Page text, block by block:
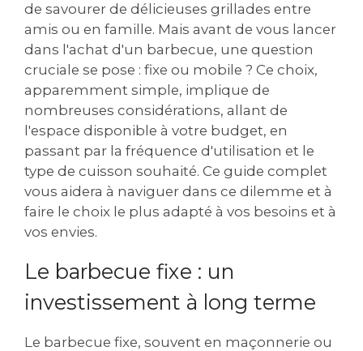
de savourer de délicieuses grillades entre
amis ou en famille. Mais avant de vous lancer
dans l'achat d'un barbecue, une question
cruciale se pose : fixe ou mobile ? Ce choix,
apparemment simple, implique de
nombreuses considérations, allant de
l'espace disponible à votre budget, en
passant par la fréquence d'utilisation et le
type de cuisson souhaité. Ce guide complet
vous aidera à naviguer dans ce dilemme et à
faire le choix le plus adapté à vos besoins et à
vos envies.
Le barbecue fixe : un
investissement à long terme
Le barbecue fixe, souvent en maçonnerie ou